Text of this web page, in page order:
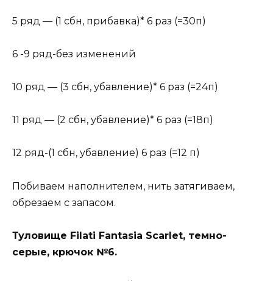
5 ряд — (1 сбн, прибавка)* 6 раз (=30п)
6 -9 ряд-без изменений
10 ряд — (3 сбн, убавление)* 6 раз (=24п)
11 ряд — (2 сбн, убавление)* 6 раз (=18п)
12 ряд-(1 сбн, убавление) 6 раз (=12 п)
Побиваем наполнителем, нить затягиваем,
обрезаем с запасом.
Туловище Filati Fantasia Scarlet, темно-
серые, крючок №6.